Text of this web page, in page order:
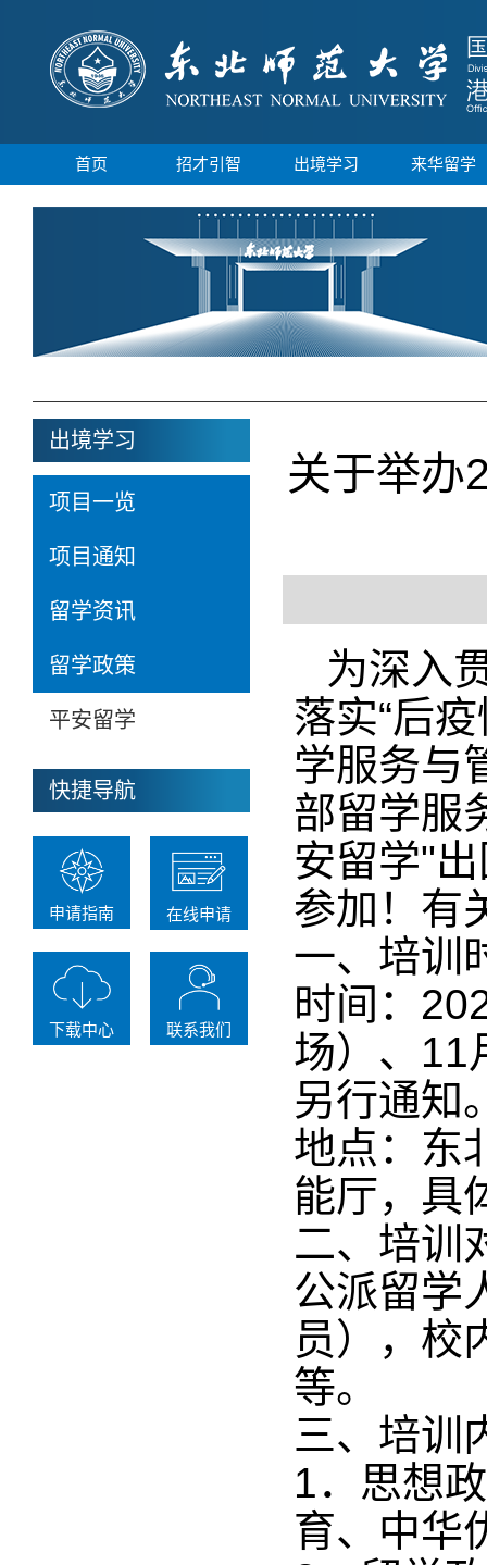
首页 招才引智 出境学习 来华留学
出境学习
项目一览
项目通知
留学资讯
留学政策
平安留学
快捷导航
申请指南 在线申请
下载中心 联系我们
关于举办
为深入
落实“后
学服务与
部留学服
安留学"
参加！有
一、培训
时间：
场）、11
另行通知
地点：东
能厅，具
二、培训
公派留学
员），校
等。
三、培训
1．思想
育、中华